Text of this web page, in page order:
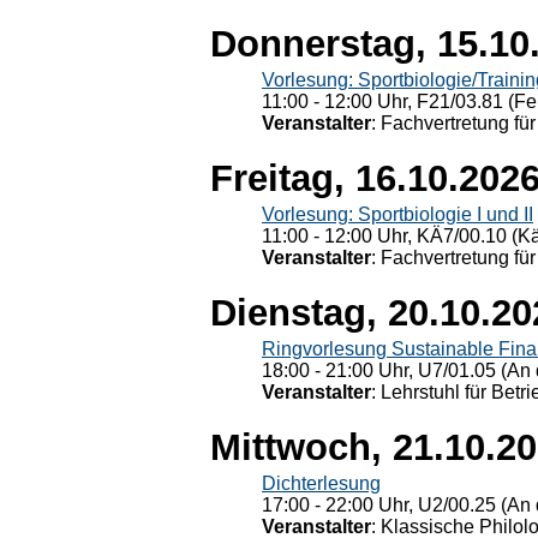
Donnerstag,
Vorlesung: Sportbiologie/
11:00 - 12:00 Uhr, F21/03.81
Veranstalter: Fachvertretung
Freitag,
Vorlesung: Sportbiologie I und II
11:00 - 12:00 Uhr, KÄ7/00.10
Veranstalter: Fachvertretung
Dienstag,
Ringvorlesung Sustainable
18:00 - 21:00 Uhr, U7/01.05
Veranstalter: Lehrstuhl für
Mittwoch,
Dichterlesung
17:00 - 22:00 Uhr, U2/00.25
Veranstalter: Klassische